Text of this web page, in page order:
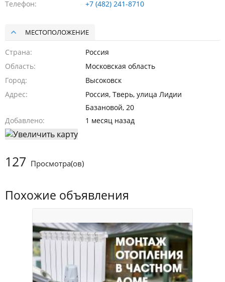
Похожие объявления
Телефон +7 (482) 241-8710
МЕСТОПОЛОЖЕНИЕ
Страна
Россия
Область
Московская область
Город
Высоковск
Адрес
Россия, Тверь, улица Лидии
Базановой, 20
Добавлено
1 месяц назад
127 Просмотра(ов)